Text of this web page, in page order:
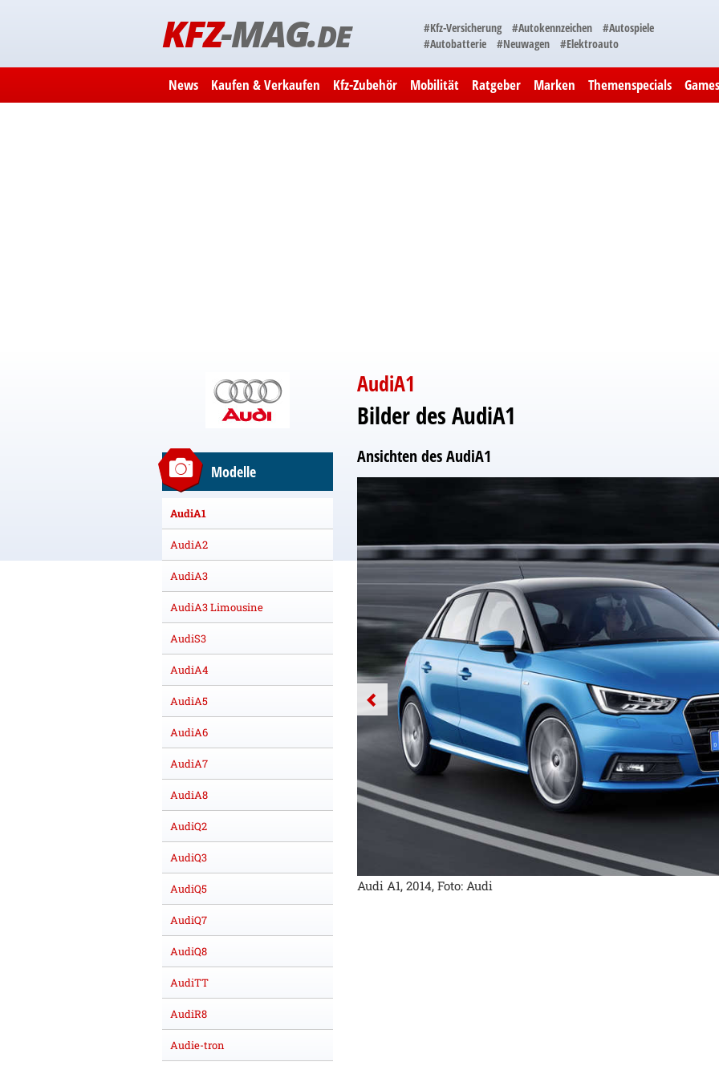
KFZ-MAG.DE #Kfz-Versicherung #Autokennzeichen
#Autospiele
#Autobatterie
#Neuwagen #Elektroauto
News Kaufen & Verkaufen Kfz-Zubehör Mobilität Ratgeber Marken Themenspecials Games
AudiA1
Bilder des AudiA1
Ansichten des AudiA1
Audi A1, 2014, Foto: Audi
Modelle
AudiA1
AudiA2
AudiA3
AudiA3 Limousine
AudiS3
AudiA4
AudiA5
AudiA6
AudiA7
AudiA8
AudiQ2
AudiQ3
AudiQ5
AudiQ7
AudiQ8
AudiTT
AudiR8
Audie-tron